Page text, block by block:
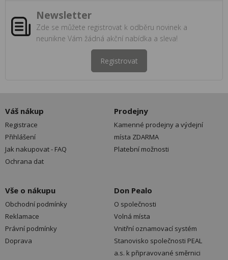
Newsletter
Zde se můžete registrovat k odběru novinek a
neunikne Vám žádná akční nabídka a sleva!
Registrovat
Váš nákup
Registrace
Přihlášení
Jak nakupovat - FAQ
Ochrana dat
Prodejny
Kamenné prodejny a výdejní
místa ZDARMA
Platební možnosti
Vše o nákupu
Obchodní podmínky
Reklamace
Právní podmínky
Doprava
Don Pealo
O společnosti
Volná místa
Vnitřní oznamovací systém
Stanovisko společnosti PEAL
a.s. k připravované směrnici